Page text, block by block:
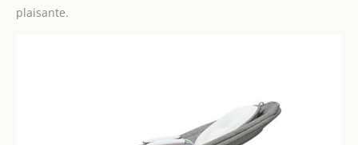
(Conseils : retirez la
goupille pour activer le
basculement ; insérez-
plaisante.